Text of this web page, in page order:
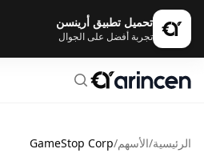
تحميل تطبيق أرينسن
تجربة أفضل على الجوال
الرئيسية/الأسهم/
GameStop Corp